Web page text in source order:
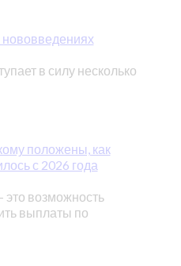
нововведениях
в силу несколько
положены, как
с 2026 года
возможность
выплаты по